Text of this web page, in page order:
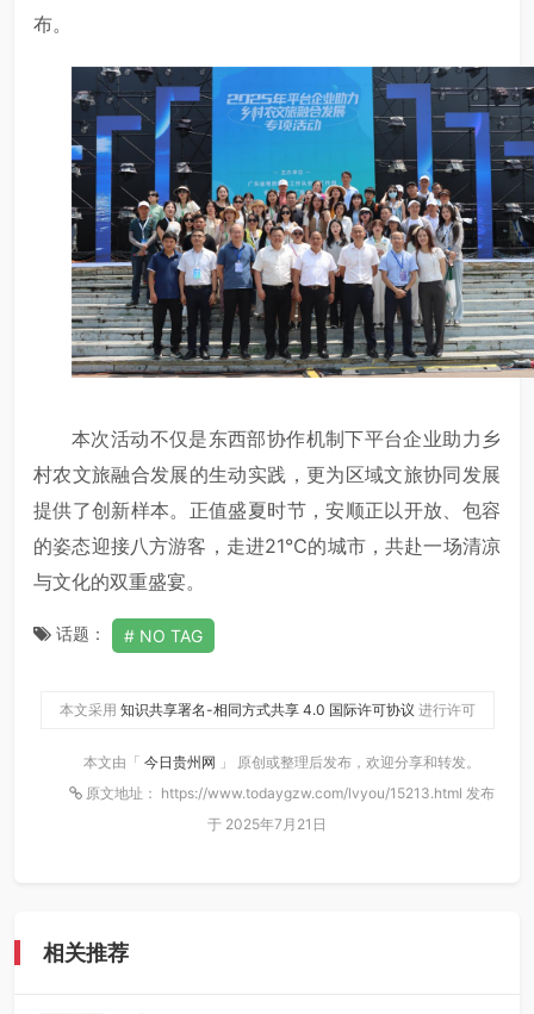
布。
本次活动不仅是东西部协作机制下平台企业助力乡
村农文旅融合发展的生动实践，更为区域文旅协同发展
提供了创新样本。正值盛夏时节，安顺正以开放、包容
的姿态迎接八方游客，走进21℃的城市，共赴一场清凉
与文化的双重盛宴。
话题： NO TAG
本文采用 知识共享署名-相同方式共享 4.0 国际许可协议 进行许可
本文由「 今日贵州网 」 原创或整理后发布，欢迎分享和转发。
原文地址： https://www.todaygzw.com/lvyou/15213.html 发布
于 2025年7月21日
相关推荐